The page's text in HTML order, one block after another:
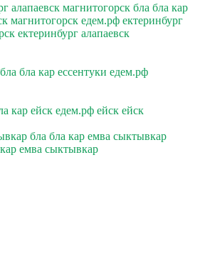
алапаевск магнитогорск бла бла кар
магнитогорск едем.рф ектеринбург
ектеринбург алапаевск
бла кар ессентуки едем.рф
кар ейск едем.рф ейск ейск
бла бла кар емва сыктывкар
емва сыктывкар